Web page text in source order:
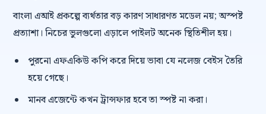
বাংলা এআই প্রকল্পে ব্যর্থতার বড় কারণ সাধারণত মডেল নয়; অস্পষ্ট
প্রত্যাশা। নিচের ভুলগুলো এড়ালে পাইলট অনেক স্থিতিশীল হয়।
পুরনো এফএকিউ কপি করে দিয়ে ভাবা যে নলেজ বেইস তৈরি
হয়ে গেছে।
মানব এজেন্টে কখন ট্রান্সফার হবে তা স্পষ্ট না করা।